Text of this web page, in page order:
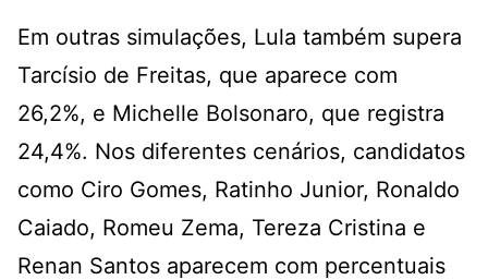
Em outras simulações, Lula também supera
Tarcísio de Freitas, que aparece com
26,2%, e Michelle Bolsonaro, que registra
24,4%. Nos diferentes cenários, candidatos
como Ciro Gomes, Ratinho Junior, Ronaldo
Caiado, Romeu Zema, Tereza Cristina e
Renan Santos aparecem com percentuais